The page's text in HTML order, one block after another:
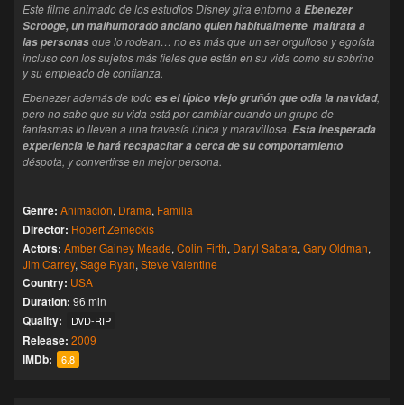
Este filme animado de los estudios Disney gira entorno a Ebenezer
Scrooge, un malhumorado anciano quien habitualmente maltrata a
las personasque lo rodean… no es más que un ser orgulloso y egoísta
incluso con los sujetos más fieles que están en su vida como su sobrino
y su empleado de confianza.
Ebenezer además de todoes el típico viejo gruñón que odia la navidad,
pero no sabe que su vida está por cambiar cuando un grupo de
fantasmas lo lleven a una travesía única y maravillosa. Esta inesperada
experiencia le hará recapacitar a cerca de su comportamiento
déspota, y convertirse en mejor persona.
Genre: Animación, Drama, Familia
Director: Robert Zemeckis
Actors: Amber Gainey Meade, Colin Firth, Daryl Sabara, Gary Oldman,
Jim Carrey, Sage Ryan, Steve Valentine
Country: USA
Duration: 96 min
Quality: DVD-RIP
Release: 2009
IMDb: 6.8